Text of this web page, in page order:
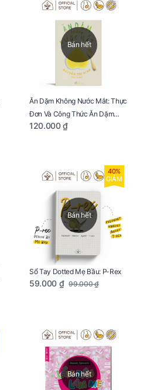
Bán hết
Ăn Dặm Không Nước Mắt: Thực
Đơn Và Công Thức Ăn Dặm
Kiểu Nhật
120.000 ₫
Bán hết
40%
GIẢM
Sổ Tay Dotted Mẹ Bầu: P-Rex
59.000 ₫ 99.000 ₫
Bán hết